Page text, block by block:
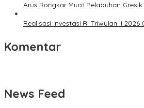
Arus Bongkar Muat Pelabuhan
Realisasi Investasi RI Triwulan II
Komentar
News Feed